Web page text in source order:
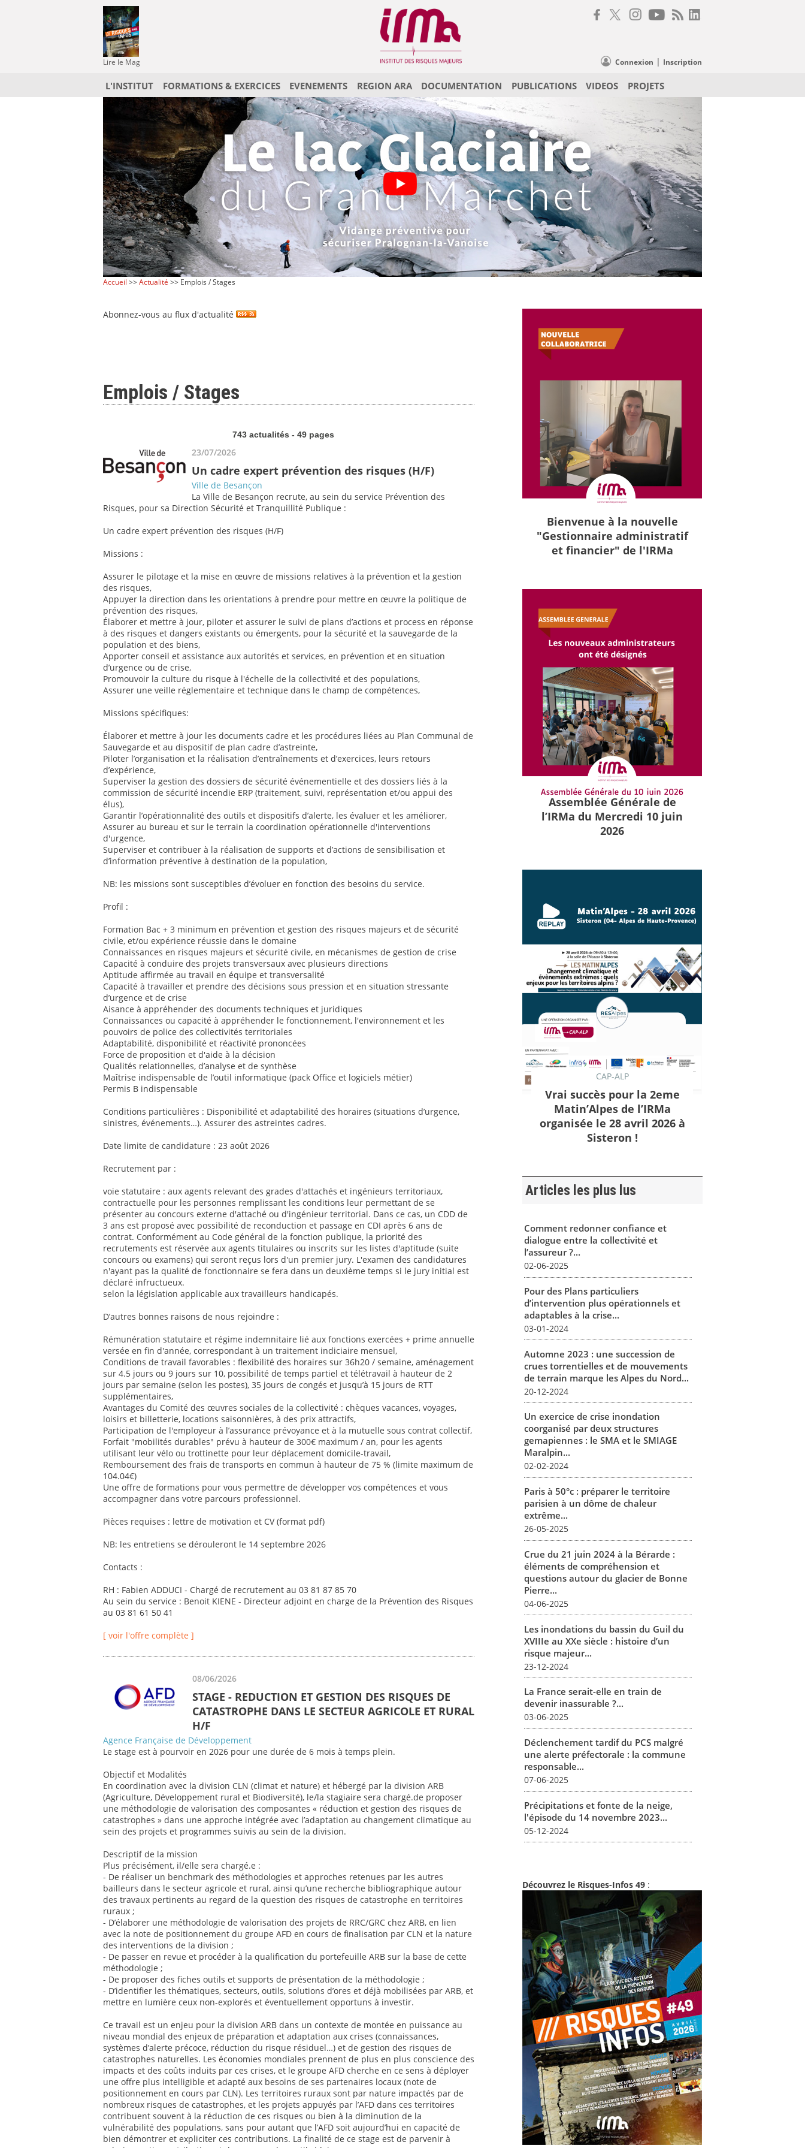
Lire le Mag Connexion | Inscription
L'INSTITUT FORMATIONS & EXERCICES EVENEMENTS REGION ARA DOCUMENTATION PUBLICATIONS VIDEOS PROJETS
Accueil >>Actualité >> Emplois / Stages
Abonnez-vous au flux d'actualité
Emplois / Stages
743 actualités - 49 pages
23/07/2026
Un cadre expert prévention des risques (H/F)
Ville de Besançon
La Ville de Besançon recrute, au sein du service Prévention des
Risques, pour sa Direction Sécurité et Tranquillité Publique :
Un cadre expert prévention des risques (H/F)
Missions :
Assurer le pilotage et la mise en œuvre de missions relatives à la prévention et la gestion
des risques,
Appuyer la direction dans les orientations à prendre pour mettre en œuvre la politique de
prévention des risques,
Élaborer et mettre à jour, piloter et assurer le suivi de plans d’actions et process en réponse
à des risques et dangers existants ou émergents, pour la sécurité et la sauvegarde de la
population et des biens,
Apporter conseil et assistance aux autorités et services, en prévention et en situation
d’urgence ou de crise,
Promouvoir la culture du risque à l'échelle de la collectivité et des populations,
Assurer une veille réglementaire et technique dans le champ de compétences,
Missions spécifiques:
Élaborer et mettre à jour les documents cadre et les procédures liées au Plan Communal de
Sauvegarde et au dispositif de plan cadre d’astreinte,
Piloter l’organisation et la réalisation d’entraînements et d’exercices, leurs retours
d’expérience,
Superviser la gestion des dossiers de sécurité événementielle et des dossiers liés à la
commission de sécurité incendie ERP (traitement, suivi, représentation et/ou appui des
élus),
Garantir l’opérationnalité des outils et dispositifs d’alerte, les évaluer et les améliorer,
Assurer au bureau et sur le terrain la coordination opérationnelle d'interventions
d'urgence,
Superviser et contribuer à la réalisation de supports et d’actions de sensibilisation et
d’information préventive à destination de la population,
NB: les missions sont susceptibles d’évoluer en fonction des besoins du service.
Profil :
Formation Bac + 3 minimum en prévention et gestion des risques majeurs et de sécurité
civile, et/ou expérience réussie dans le domaine
Connaissances en risques majeurs et sécurité civile, en mécanismes de gestion de crise
Capacité à conduire des projets transversaux avec plusieurs directions
Aptitude affirmée au travail en équipe et transversalité
Capacité à travailler et prendre des décisions sous pression et en situation stressante
d’urgence et de crise
Aisance à appréhender des documents techniques et juridiques
Connaissances ou capacité à appréhender le fonctionnement, l'environnement et les
pouvoirs de police des collectivités territoriales
Adaptabilité, disponibilité et réactivité prononcées
Force de proposition et d'aide à la décision
Qualités relationnelles, d’analyse et de synthèse
Maîtrise indispensable de l’outil informatique (pack Office et logiciels métier)
Permis B indispensable
Conditions particulières : Disponibilité et adaptabilité des horaires (situations d’urgence,
sinistres, événements…). Assurer des astreintes cadres.
Date limite de candidature : 23 août 2026
Recrutement par :
voie statutaire : aux agents relevant des grades d'attachés et ingénieurs territoriaux,
contractuelle pour les personnes remplissant les conditions leur permettant de se
présenter au concours externe d'attaché ou d'ingénieur territorial. Dans ce cas, un CDD de
3 ans est proposé avec possibilité de reconduction et passage en CDI après 6 ans de
contrat. Conformément au Code général de la fonction publique, la priorité des
recrutements est réservée aux agents titulaires ou inscrits sur les listes d'aptitude (suite
concours ou examens) qui seront reçus lors d'un premier jury. L'examen des candidatures
n'ayant pas la qualité de fonctionnaire se fera dans un deuxième temps si le jury initial est
déclaré infructueux.
selon la législation applicable aux travailleurs handicapés.
D’autres bonnes raisons de nous rejoindre :
Rémunération statutaire et régime indemnitaire lié aux fonctions exercées + prime annuelle
versée en fin d'année, correspondant à un traitement indiciaire mensuel,
Conditions de travail favorables : flexibilité des horaires sur 36h20 / semaine, aménagement
sur 4.5 jours ou 9 jours sur 10, possibilité de temps partiel et télétravail à hauteur de 2
jours par semaine (selon les postes), 35 jours de congés et jusqu’à 15 jours de RTT
supplémentaires,
Avantages du Comité des œuvres sociales de la collectivité : chèques vacances, voyages,
loisirs et billetterie, locations saisonnières, à des prix attractifs,
Participation de l'employeur à l’assurance prévoyance et à la mutuelle sous contrat collectif,
Forfait "mobilités durables" prévu à hauteur de 300€ maximum / an, pour les agents
utilisant leur vélo ou trottinette pour leur déplacement domicile-travail,
Remboursement des frais de transports en commun à hauteur de 75 % (limite maximum de
104.04€)
Une offre de formations pour vous permettre de développer vos compétences et vous
accompagner dans votre parcours professionnel.
Pièces requises : lettre de motivation et CV (format pdf)
NB: les entretiens se dérouleront le 14 septembre 2026
Contacts :
RH : Fabien ADDUCI - Chargé de recrutement au 03 81 87 85 70
Au sein du service : Benoit KIENE - Directeur adjoint en charge de la Prévention des Risques
au 03 81 61 50 41
[ voir l'offre complète ]
08/06/2026
STAGE - REDUCTION ET GESTION DES RISQUES DE
CATASTROPHE DANS LE SECTEUR AGRICOLE ET RURAL
H/F
Agence Française de Développement
Le stage est à pourvoir en 2026 pour une durée de 6 mois à temps plein.
Objectif et Modalités
En coordination avec la division CLN (climat et nature) et hébergé par la division ARB
(Agriculture, Développement rural et Biodiversité), le/la stagiaire sera chargé.de proposer
une méthodologie de valorisation des composantes « réduction et gestion des risques de
catastrophes » dans une approche intégrée avec l’adaptation au changement climatique au
sein des projets et programmes suivis au sein de la division.
Descriptif de la mission
Plus précisément, il/elle sera chargé.e :
- De réaliser un benchmark des méthodologies et approches retenues par les autres
bailleurs dans le secteur agricole et rural, ainsi qu’une recherche bibliographique autour
des travaux pertinents au regard de la question des risques de catastrophe en territoires
ruraux ;
- D’élaborer une méthodologie de valorisation des projets de RRC/GRC chez ARB, en lien
avec la note de positionnement du groupe AFD en cours de finalisation par CLN et la nature
des interventions de la division ;
- De passer en revue et procéder à la qualification du portefeuille ARB sur la base de cette
méthodologie ;
- De proposer des fiches outils et supports de présentation de la méthodologie ;
- D’identifier les thématiques, secteurs, outils, solutions d’ores et déjà mobilisées par ARB, et
mettre en lumière ceux non-explorés et éventuellement opportuns à investir.
Ce travail est un enjeu pour la division ARB dans un contexte de montée en puissance au
niveau mondial des enjeux de préparation et adaptation aux crises (connaissances,
systèmes d’alerte précoce, réduction du risque résiduel…) et de gestion des risques de
catastrophes naturelles. Les économies mondiales prennent de plus en plus conscience des
impacts et des coûts induits par ces crises, et le groupe AFD cherche en ce sens à déployer
une offre plus intelligible et adapté aux besoins de ses partenaires locaux (note de
positionnement en cours par CLN). Les territoires ruraux sont par nature impactés par de
nombreux risques de catastrophes, et les projets appuyés par l’AFD dans ces territoires
contribuent souvent à la réduction de ces risques ou bien à la diminution de la
vulnérabilité des populations, sans pour autant que l’AFD soit aujourd’hui en capacité de
bien démontrer et expliciter ces contributions. La finalité de ce stage est de parvenir à
Bienvenue à la nouvelle
"Gestionnaire administratif
et financier" de l'IRMa
Assemblée Générale de
l’IRMa du Mercredi 10 juin
2026
CAP-ALP
Vrai succès pour la 2eme
Matin’Alpes de l’IRMa
organisée le 28 avril 2026 à
Sisteron !
Articles les plus lus
Comment redonner confiance et
dialogue entre la collectivité et
l’assureur ?...
02-06-2025
Pour des Plans particuliers
d’intervention plus opérationnels et
adaptables à la crise...
03-01-2024
Automne 2023 : une succession de
crues torrentielles et de mouvements
de terrain marque les Alpes du Nord...
20-12-2024
Un exercice de crise inondation
coorganisé par deux structures
gemapiennes : le SMA et le SMIAGE
Maralpin...
02-02-2024
Paris à 50°c : préparer le territoire
parisien à un dôme de chaleur
extrême...
26-05-2025
Crue du 21 juin 2024 à la Bérarde :
éléments de compréhension et
questions autour du glacier de Bonne
Pierre...
04-06-2025
Les inondations du bassin du Guil du
XVIIIe au XXe siècle : histoire d’un
risque majeur...
23-12-2024
La France serait-elle en train de
devenir inassurable ?...
03-06-2025
Déclenchement tardif du PCS malgré
une alerte préfectorale : la commune
responsable...
07-06-2025
Précipitations et fonte de la neige,
l'épisode du 14 novembre 2023...
05-12-2024
Découvrez le Risques-Infos 49 :